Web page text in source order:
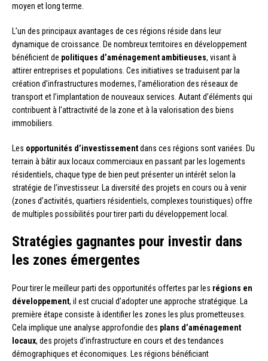
moyen et long terme.
L’un des principaux avantages de ces régions réside dans leur
dynamique de croissance. De nombreux territoires en développement
bénéficient de politiques d’aménagement ambitieuses, visant à
attirer entreprises et populations. Ces initiatives se traduisent par la
création d’infrastructures modernes, l’amélioration des réseaux de
transport et l’implantation de nouveaux services. Autant d’éléments qui
contribuent à l’attractivité de la zone et à la valorisation des biens
immobiliers.
Les opportunités d’investissementdans ces régions sont variées. Du
terrain à bâtir aux locaux commerciaux en passant par les logements
résidentiels, chaque type de bien peut présenter un intérêt selon la
stratégie de l’investisseur. La diversité des projets en cours ou à venir
(zones d’activités, quartiers résidentiels, complexes touristiques) offre
de multiples possibilités pour tirer parti du développement local.
Stratégies gagnantes pour investir dans
les zones émergentes
Pour tirer le meilleur parti des opportunités offertes par les régions en
développement, il est crucial d’adopter une approche stratégique. La
première étape consiste à identifier les zones les plus prometteuses.
Cela implique une analyse approfondie des plans d’aménagement
locaux, des projets d’infrastructure en cours et des tendances
démographiques et économiques. Les régions bénéficiant